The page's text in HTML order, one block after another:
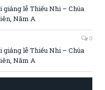
lễ Thiếu Nhi – Chúa
Năm A
0
lễ Thiếu Nhi – Chúa
Năm A